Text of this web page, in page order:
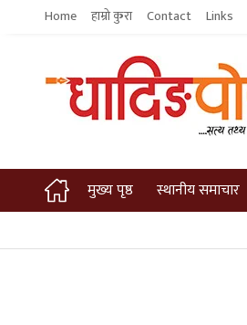
Home हाम्रो कुरा Contact Links
मुख्य पृष्ठ स्थानीय समाचार